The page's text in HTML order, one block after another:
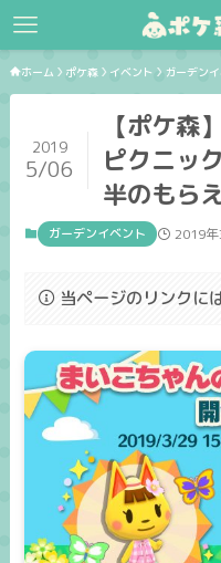
ホーム ポケ森 イベント ガーデン
【ポケ森
ピクニッ
半のもら
2019
5/06
ガーデンイベント 2019
当ページのリンクに